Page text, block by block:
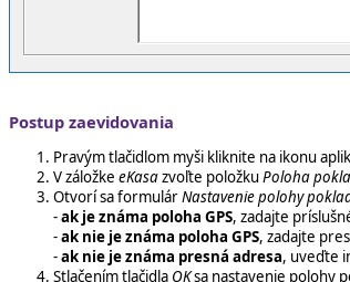
Postup zaevidovania
Pravým tlačidlom myši kliknite na ikonu
V záložke eKasazvoľte položkuPoloha
Otvorí sa formulárNastavenie polohy
-ak je známa poloha GPS, zadajte
-ak nie je známa poloha GPS, zadajte
-ak nie je známa presná adresa, uveďte
Stlačením tlačidla OKsa nastavenie polohy